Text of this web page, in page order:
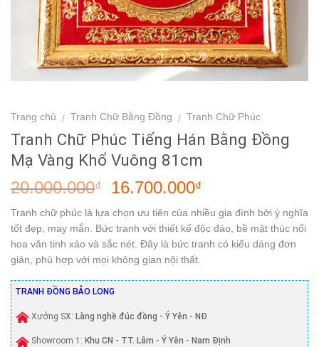
Trang chủ / Tranh Chữ Bằng Đồng / Tranh Chữ Phúc
Tranh Chữ Phúc Tiếng Hán Bằng Đồng
Mạ Vàng Khổ Vuông 81cm
20.000.000₫ 16.700.000₫
Tranh chữ phúc là lựa chọn ưu tiên của nhiều gia đình bởi ý nghĩa
tốt đẹp, may mắn. Bức tranh với thiết kế độc đáo, bề mặt thúc nổi
hoa văn tinh xảo và sắc nét. Đây là bức tranh có kiểu dáng đơn
giản, phù hợp với mọi không gian nội thất.
TRANH ĐỒNG BẢO LONG
Xưởng SX: Làng nghề đúc đồng - Ý Yên - NĐ
Showroom 1: Khu CN - TT. Lâm - Ý Yên - Nam Định